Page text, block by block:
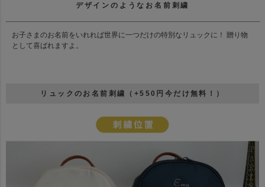
デザインのようなお名前刺繍
お子さまのお名前をいれれば世界に一つだけの特別なリュックに！ 贈り物
として喜ばれますよ。
リュックのお名前刺繍（+550円今だけ無料！）